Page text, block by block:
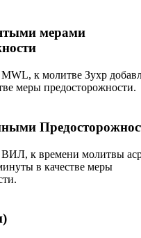
мерами
к молитве Зухр
меры предосторожности.
ВИЛ, к времени молитвы
в качестве меры